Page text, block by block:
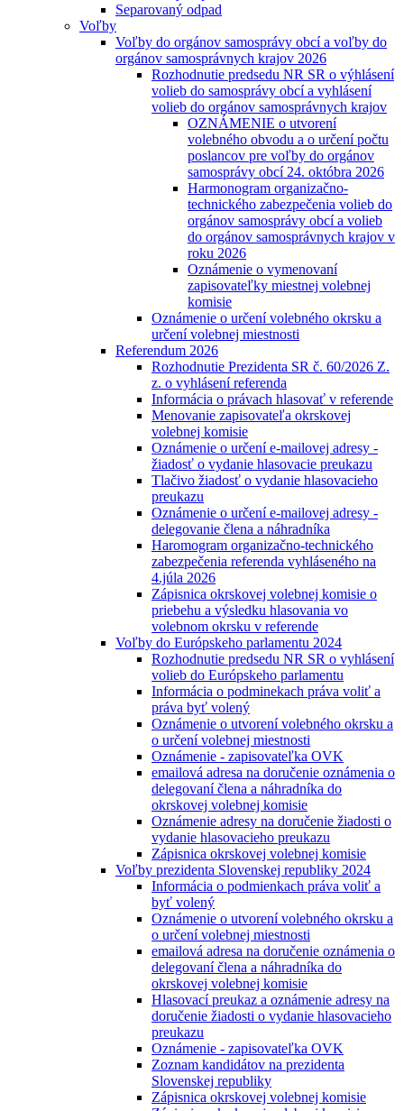
Separovaný odpad
Voľby
Voľby do orgánov samosprávy obcí a voľby do
orgánov samosprávnych krajov 2026
Rozhodnutie predsedu NR SR o výhlásení
volieb do samosprávy obcí a vyhlásení
volieb do orgánov samosprávnych krajov
OZNÁMENIE o utvorení
volebného obvodu a o určení počtu
poslancov pre voľby do orgánov
samosprávy obcí 24. októbra 2026
Harmonogram organizačno-
technického zabezpečenia volieb do
orgánov samosprávy obcí a volieb
do orgánov samosprávnych krajov v
roku 2026
Oznámenie o vymenovaní
zapisovateľky miestnej volebnej
komisie
Oznámenie o určení volebného okrsku a
určení volebnej miestnosti
Referendum 2026
Rozhodnutie Prezidenta SR č. 60/2026 Z.
z. o vyhlásení referenda
Informácia o právach hlasovať v referende
Menovanie zapisovateľa okrskovej
volebnej komisie
Oznámenie o určení e-mailovej adresy -
žiadosť o vydanie hlasovacie preukazu
Tlačivo žiadosť o vydanie hlasovacieho
preukazu
Oznámenie o určení e-mailovej adresy -
delegovanie člena a náhradníka
Haromogram organizačno-technického
zabezpečenia referenda vyhláseného na
4.júla 2026
Zápisnica okrskovej volebnej komisie o
priebehu a výsledku hlasovania vo
volebnom okrsku v referende
Voľby do Európskeho parlamentu 2024
Rozhodnutie predsedu NR SR o vyhlásení
volieb do Európskeho parlamentu
Informácia o podminekach práva voliť a
práva byť volený
Oznámenie o utvorení volebného okrsku a
o určení volebnej miestnosti
Oznámenie - zapisovateľka OVK
emailová adresa na doručenie oznámenia o
delegovaní člena a náhradníka do
okrskovej volebnej komisie
Oznámenie adresy na doručenie žiadosti o
vydanie hlasovacieho preukazu
Zápisnica okrskovej volebnej komisie
Voľby prezidenta Slovenskej republiky 2024
Informácia o podmienkach práva voliť a
byť volený
Oznámenie o utvorení volebného okrsku a
o určení volebnej miestnosti
emailová adresa na doručenie oznámenia o
delegovaní člena a náhradníka do
okrskovej volebnej komisie
Hlasovací preukaz a oznámenie adresy na
doručenie žiadosti o vydanie hlasovacieho
preukazu
Oznámenie - zapisovateľka OVK
Zoznam kandidátov na prezidenta
Slovenskej republiky
Zápisnica okrskovej volebnej komisie